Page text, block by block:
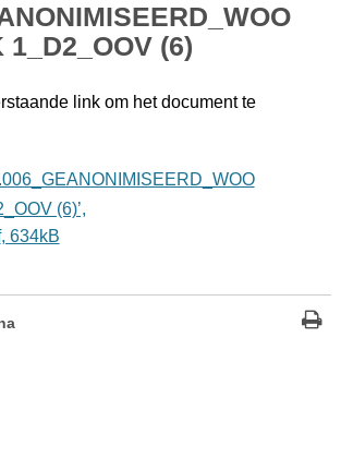
1_D2_OOV (6)
link om het document te
(6)’,
, 634kB